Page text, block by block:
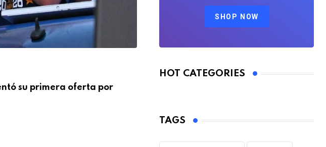
su primera oferta por
FÚTBOL INTERNACIONAL
SHOP NOW
HOT CATEGORIES
TAGS